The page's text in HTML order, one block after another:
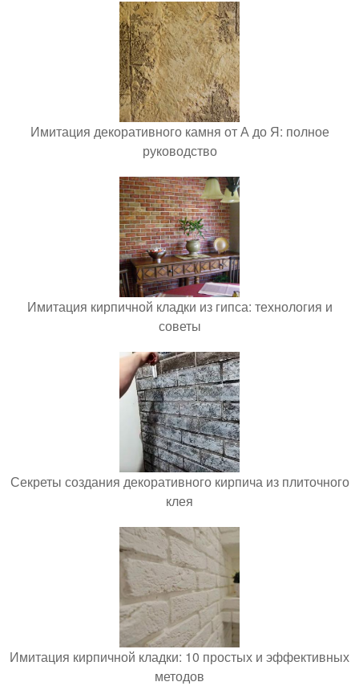
Имитация декоративного камня от А до Я: полное
руководство
Имитация кирпичной кладки из гипса: технология и
советы
Секреты создания декоративного кирпича из плиточного
клея
Имитация кирпичной кладки: 10 простых и эффективных
методов